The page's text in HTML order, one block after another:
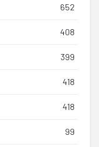
652
408
399
418
418
99